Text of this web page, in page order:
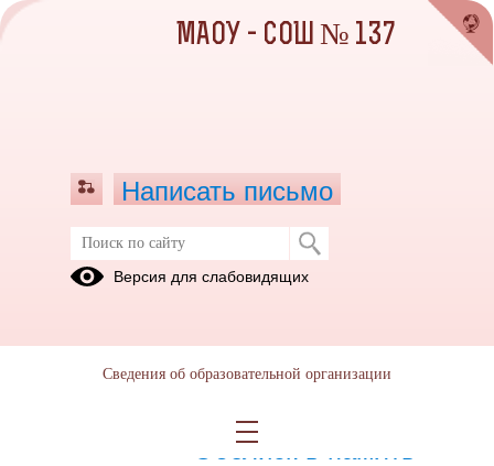
Обелиск в память погибшим в
Великой Отечественной войне
Обелиск в память
МАОУ - СОШ № 137
Написать письмо
Версия для слабовидящих
Сведения об образовательной организации